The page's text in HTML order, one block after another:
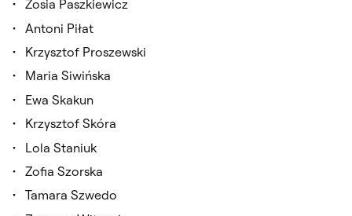
Zosia Paszkiewicz
Antoni Piłat
Krzysztof Proszewski
Maria Siwińska
Ewa Skakun
Krzysztof Skóra
Lola Staniuk
Zofia Szorska
Tamara Szwedo